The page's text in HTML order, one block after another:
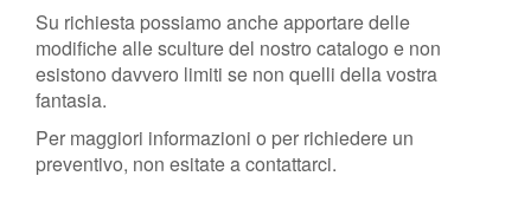
Su richiesta possiamo anche apportare delle
modifiche alle sculture del nostro catalogo e non
esistono davvero limiti se non quelli della vostra
fantasia.
Per maggiori informazioni o per richiedere un
preventivo, non esitate a contattarci.